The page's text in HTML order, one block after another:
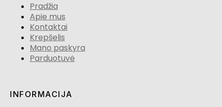
Pradžia
Apie mus
Kontaktai
Krepšelis
Mano paskyra
Parduotuvė
INFORMACIJA